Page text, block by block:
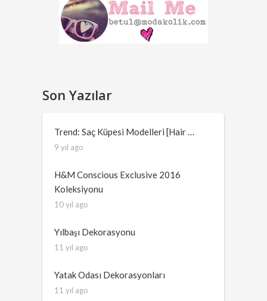
Son Yazılar
Trend: Saç Küpesi Modelleri [Hair …
9 yıl ago
H&M Conscious Exclusive 2016
Koleksiyonu
10 yıl ago
Yılbaşı Dekorasyonu
11 yıl ago
Yatak Odası Dekorasyonları
11 yıl ago